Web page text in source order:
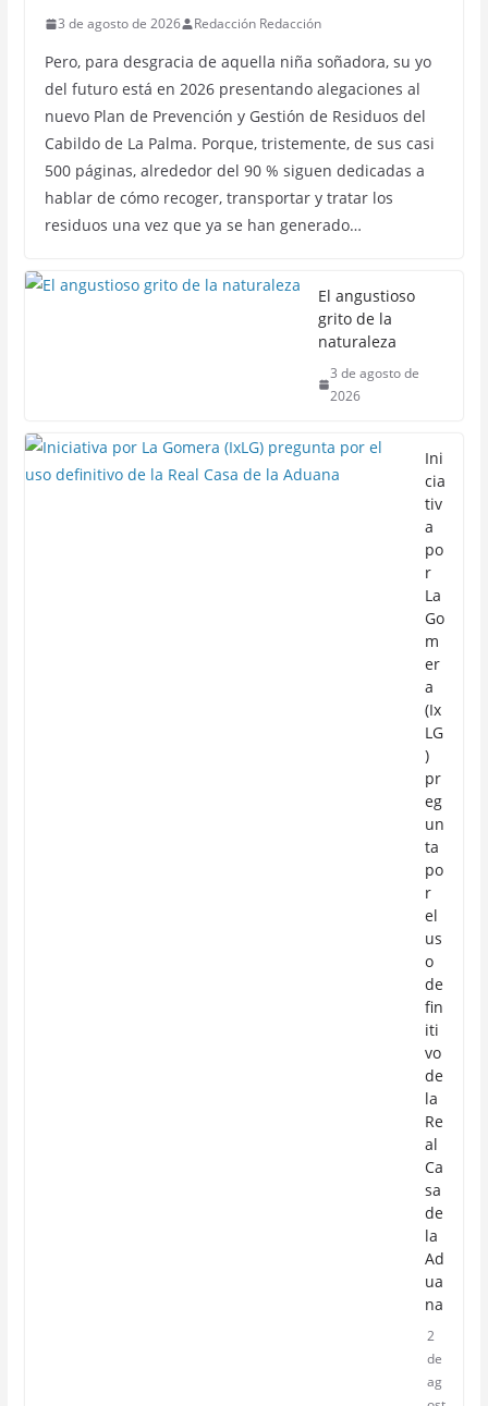
3 de agosto de 2026 Redacción Redacción
Pero, para desgracia de aquella niña soñadora, su yo
del futuro está en 2026 presentando alegaciones al
nuevo Plan de Prevención y Gestión de Residuos del
Cabildo de La Palma. Porque, tristemente, de sus casi
500 páginas, alrededor del 90 % siguen dedicadas a
hablar de cómo recoger, transportar y tratar los
residuos una vez que ya se han generado…
El angustioso
grito de la
naturaleza
3 de agosto de
2026
Ini
cia
tiv
a
po
r
La
Go
m
er
a
(Ix
LG
)
pr
eg
un
ta
po
r
el
us
o
de
fin
iti
vo
de
la
Re
al
Ca
sa
de
la
Ad
ua
na
2
de
ag